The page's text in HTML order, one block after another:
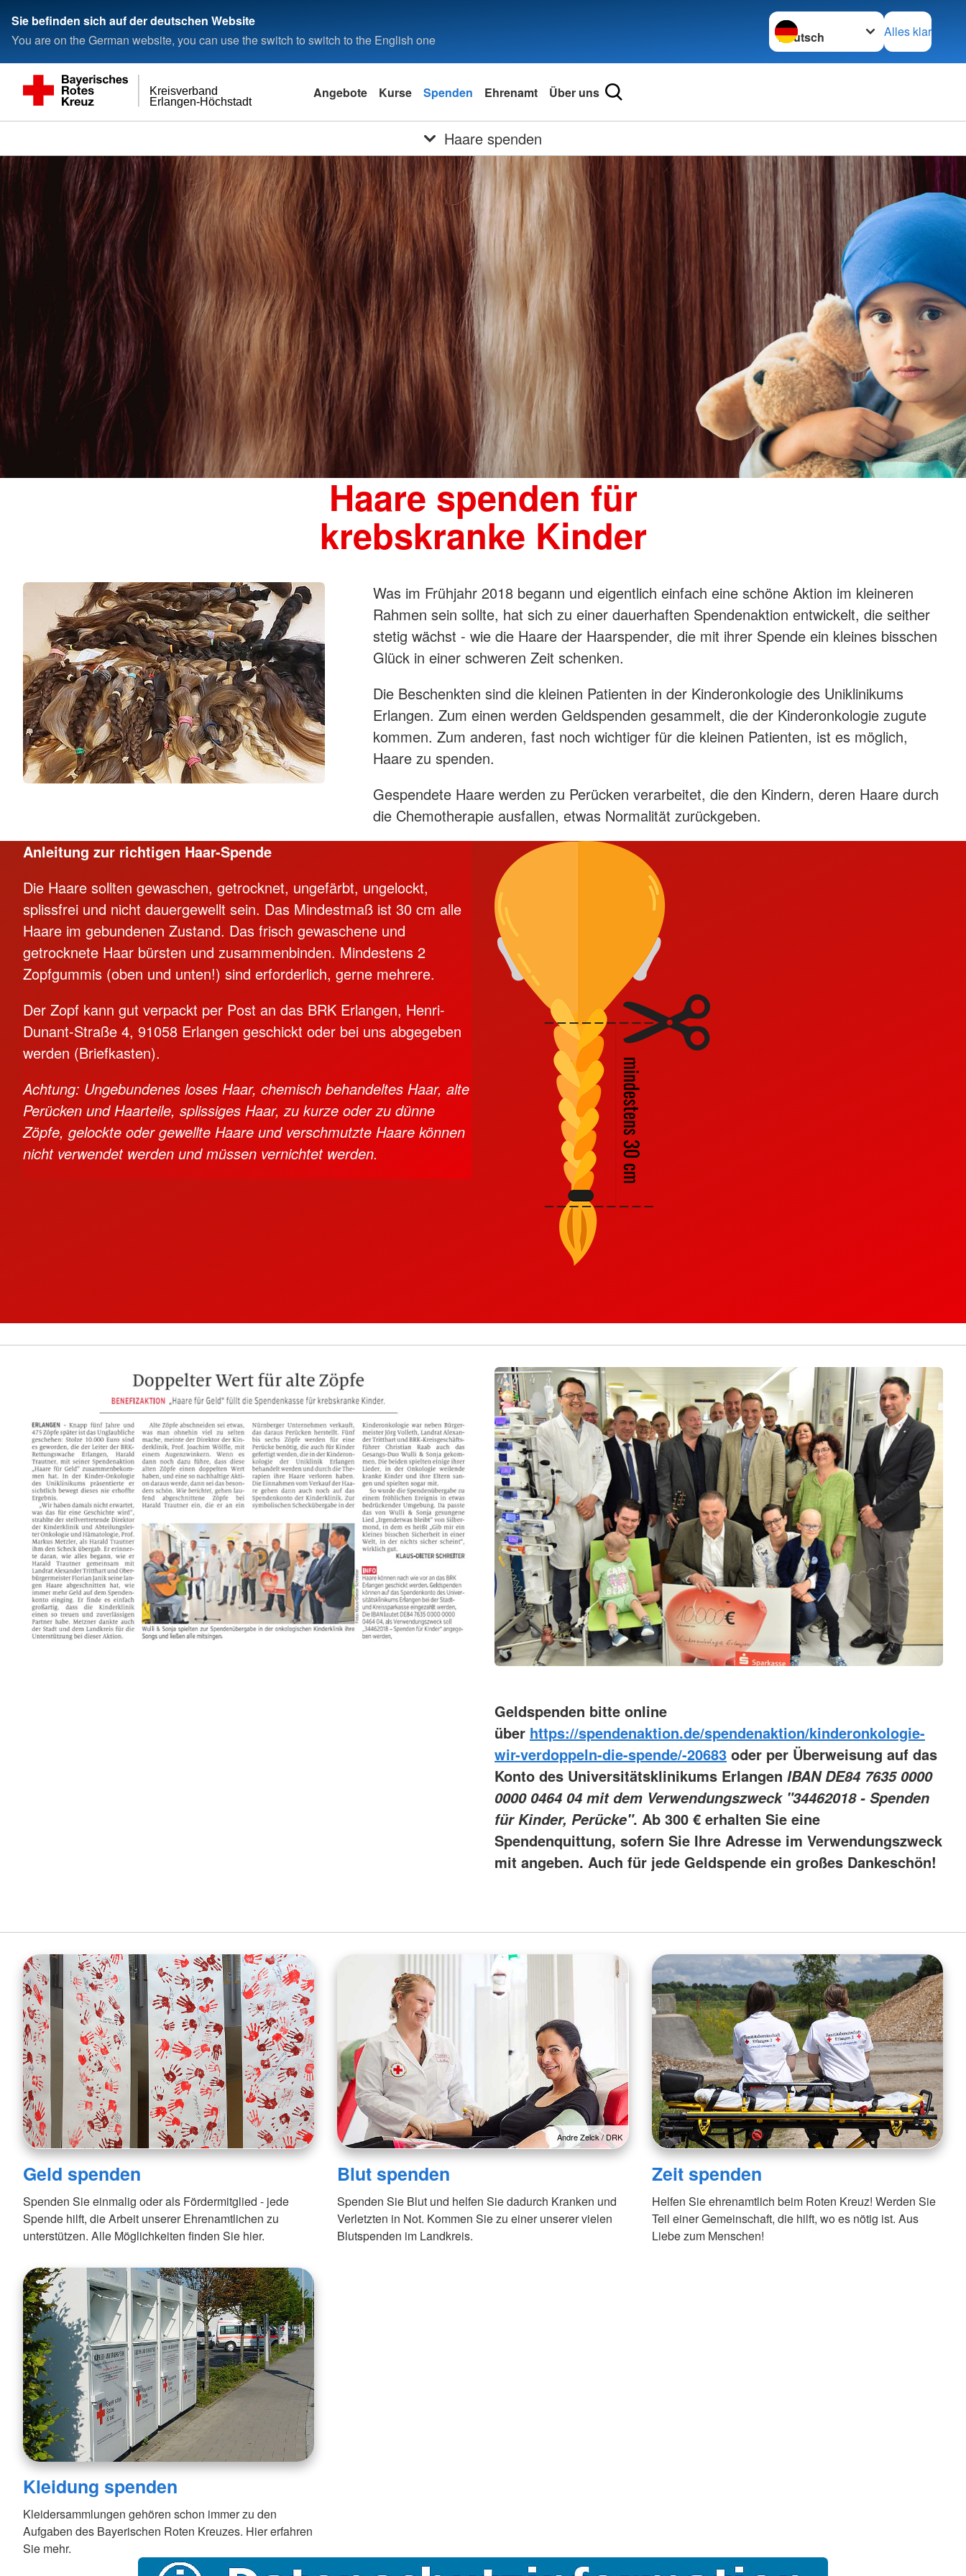
Sie befinden sich auf der deutschen Website
You are on the German website, you can use the switch to switch to the English one
Sprache wechseln zu
Alles klar
Erlangen-Höchstadt
Kreisverband Angebote Kurse Spenden Ehrenamt Über uns
Haare spenden
Haare spenden für
krebskranke Kinder
Was im Frühjahr 2018 begann und eigentlich einfach eine schöne Aktion im kleineren
Rahmen sein sollte, hat sich zu einer dauerhaften Spendenaktion entwickelt, die seither
stetig wächst - wie die Haare der Haarspender, die mit ihrer Spende ein kleines bisschen
Glück in einer schweren Zeit schenken.
Die Beschenkten sind die kleinen Patienten in der Kinderonkologie des Uniklinikums
Erlangen. Zum einen werden Geldspenden gesammelt, die der Kinderonkologie zugute
kommen. Zum anderen, fast noch wichtiger für die kleinen Patienten, ist es möglich,
Haare zu spenden.
Gespendete Haare werden zu Perücken verarbeitet, die den Kindern, deren Haare durch
die Chemotherapie ausfallen, etwas Normalität zurückgeben.
Anleitung zur richtigen Haar-Spende
Die Haare sollten gewaschen, getrocknet, ungefärbt, ungelockt,
splissfrei und nicht dauergewellt sein. Das Mindestmaß ist 30 cm alle
Haare im gebundenen Zustand. Das frisch gewaschene und
getrocknete Haar bürsten und zusammenbinden. Mindestens 2
Zopfgummis (oben und unten!) sind erforderlich, gerne mehrere.
Der Zopf kann gut verpackt per Post an das BRK Erlangen, Henri-
Dunant-Straße 4, 91058 Erlangen geschickt oder bei uns abgegeben
werden (Briefkasten).
Achtung: Ungebundenes loses Haar, chemisch behandeltes Haar, alte
Perücken und Haarteile, splissiges Haar, zu kurze oder zu dünne
Zöpfe, gelockte oder gewellte Haare und verschmutzte Haare können
nicht verwendet werden und müssen vernichtet werden.
Geldspenden bitte online
über https://spendenaktion.de/spendenaktion/kinderonkologie-
wir-verdoppeln-die-spende/-20683 oder per Überweisung auf das
Konto des Universitätsklinikums Erlangen IBAN DE84 7635 0000
0000 0464 04 mit dem Verwendungszweck "34462018 - Spenden
für Kinder, Perücke". Ab 300 € erhalten Sie eine
Spendenquittung, sofern Sie Ihre Adresse im Verwendungszweck
mit angeben. Auch für jede Geldspende ein großes Dankeschön!
Geld spenden
Spenden Sie einmalig oder als Fördermitglied - jede
Spende hilft, die Arbeit unserer Ehrenamtlichen zu
unterstützen. Alle Möglichkeiten finden Sie hier.
Andre Zelck / DRK
Blut spenden
Spenden Sie Blut und helfen Sie dadurch Kranken und
Verletzten in Not. Kommen Sie zu einer unserer vielen
Blutspenden im Landkreis.
Zeit spenden
Helfen Sie ehrenamtlich beim Roten Kreuz! Werden Sie
Teil einer Gemeinschaft, die hilft, wo es nötig ist. Aus
Liebe zum Menschen!
Kleidung spenden
Kleidersammlungen gehören schon immer zu den
Aufgaben des Bayerischen Roten Kreuzes. Hier erfahren
Sie mehr.